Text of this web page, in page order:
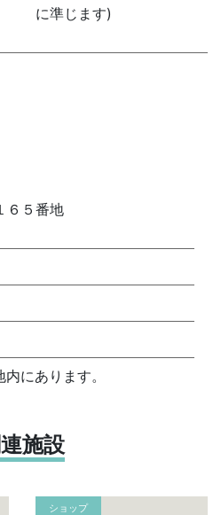
に準じます)
６５番地
にあります。
施設
ショップ